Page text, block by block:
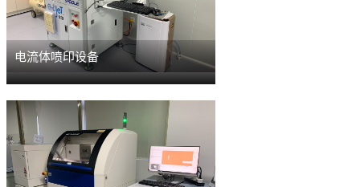
电流体喷印设备